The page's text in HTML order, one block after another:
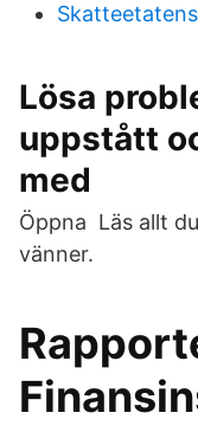
Lösa
uppstått
med
Öppna Läs allt
vänner.